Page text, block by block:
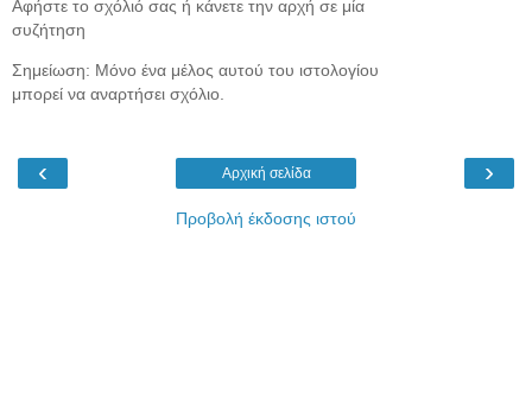
Αφήστε το σχόλιό σας ή κάνετε την αρχή σε μία
συζήτηση
Σημείωση: Μόνο ένα μέλος αυτού του ιστολογίου
μπορεί να αναρτήσει σχόλιο.
‹ ›
Αρχική σελίδα
Προβολή έκδοσης ιστού